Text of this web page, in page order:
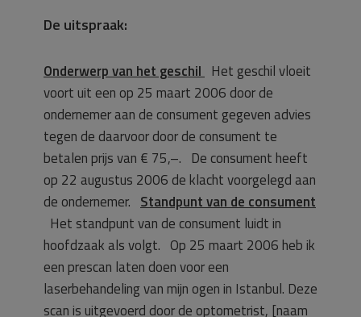
De uitspraak:
Onderwerp van het geschil Het geschil vloeit
voort uit een op 25 maart 2006 door de
ondernemer aan de consument gegeven advies
tegen de daarvoor door de consument te
betalen prijs van € 75,–. De consument heeft
op 22 augustus 2006 de klacht voorgelegd aan
de ondernemer. Standpunt van de consument
Het standpunt van de consument luidt in
hoofdzaak als volgt. Op 25 maart 2006 heb ik
een prescan laten doen voor een
laserbehandeling van mijn ogen in Istanbul. Deze
scan is uitgevoerd door de optometrist, [naam